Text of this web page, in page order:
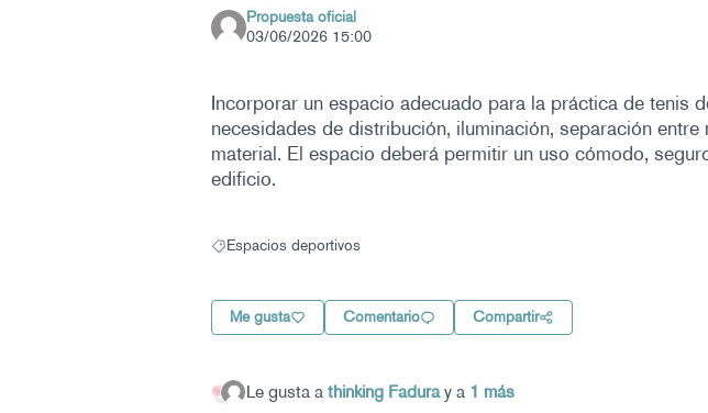
Propuesta oficial
03/06/2026 15:00
Incorporar un espacio adecuado para la práctica de tenis
necesidades de distribución, iluminación, separación entre
material. El espacio deberá permitir un uso cómodo,
edificio.
Resultados al filtrar por: Espacios deportivos
Espacios deportivos
Me gusta Comentario Compartir
Le gusta a thinking Faduray a 1 más